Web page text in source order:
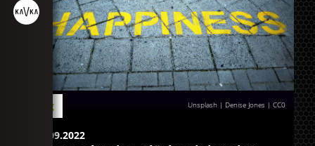
Unsplash | Denise Jones |CC0
Blog
09.09.2022